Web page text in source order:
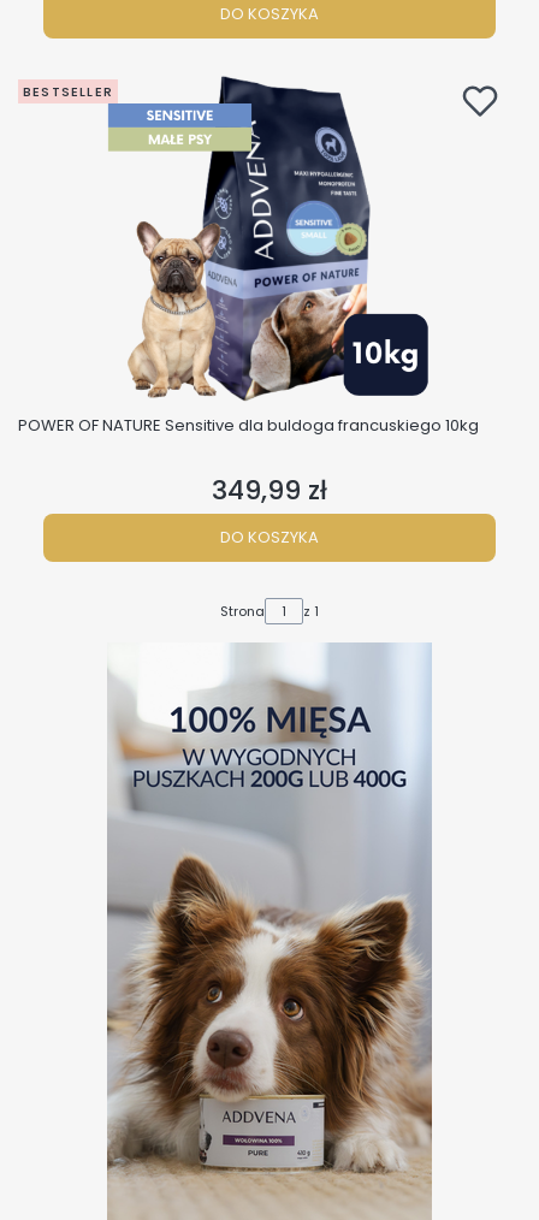
DO KOSZYKA
BESTSELLER
POWER OF NATURE Sensitive dla buldoga francuskiego 10kg
Cena
349,99 zł
DO KOSZYKA
Strona z 1